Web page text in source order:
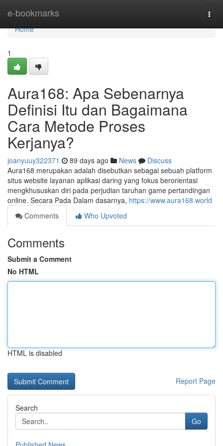
e-bookmarks
Home
Home
1
Aura168: Apa Sebenarnya
Definisi Itu dan Bagaimana
Cara Metode Proses
Kerjanya?
joanyuuy322371 89 days ago News
Discuss
Aura168 merupakan adalah disebutkan sebagai sebuah platform
situs website layanan aplikasi daring yang fokus berorientasi
mengkhususkan diri pada perjudian taruhan game pertandingan
online. Secara Pada Dalam dasarnya, https://www.aura168.world
Comments
Who Upvoted
Comments
Submit a Comment
No HTML
HTML is disabled
Report Page
Search
Go